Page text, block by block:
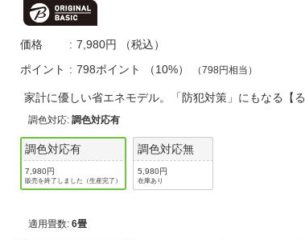
ご利用ガイド
ご利用規約
価格 7,980円
（税込）
ポイント
798ポイント （10%） （798円相当）
家計に優しい省エネモデル。「防犯対策」にもなる
調色対応:調色対応有
調色対応有
7,980円
販売を終了しました（生産完了）
調色対応無
5,980円
在庫あり
適用畳数:6畳